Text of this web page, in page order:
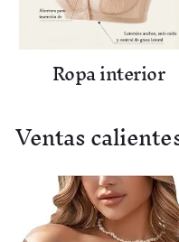
Ropa interior
Ventas